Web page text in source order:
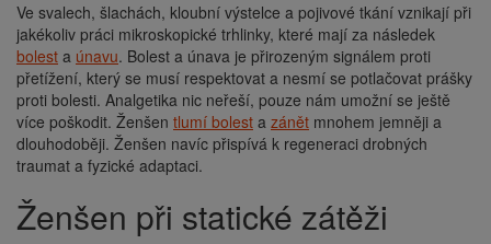
Ve svalech, šlachách, kloubní výstelce a pojivové tkání vznikají při
jakékoliv práci mikroskopické trhlinky, které mají za následek
bolest a únavu. Bolest a únava je přirozeným signálem proti
přetížení, který se musí respektovat a nesmí se potlačovat prášky
proti bolesti. Analgetika nic neřeší, pouze nám umožní se ještě
více poškodit. Ženšen tlumí bolest a zánět mnohem jemněji a
dlouhodoběji. Ženšen navíc přispívá k regeneraci drobných
traumat a fyzické adaptaci.
Ženšen při statické zátěži